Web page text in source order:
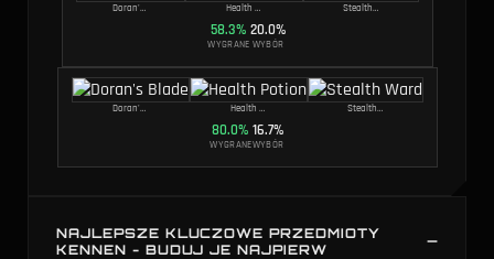
Doran's Ring Health Potion Stealth Ward
58.3%
WYGRANE
20.0%
WYBÓR
Doran's Blade Health Potion Stealth Ward
80.0%
WYGRANE
16.7%
WYBÓR
NAJLEPSZE KLUCZOWE PRZEDMIOTY
KENNEN - BUDUJ JE NAJPIERW